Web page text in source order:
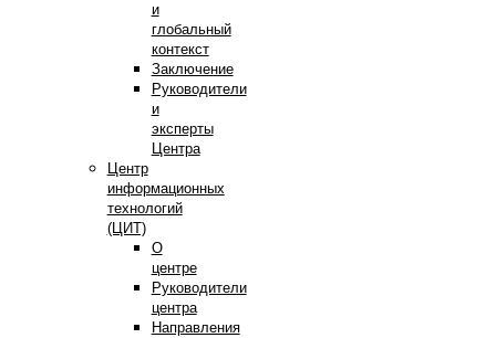
и
глобальный
контекст
Заключение
Руководители
и
эксперты
Центра
Центр
информационных
технологий
(ЦИТ)
О
центре
Руководители
центра
Направления